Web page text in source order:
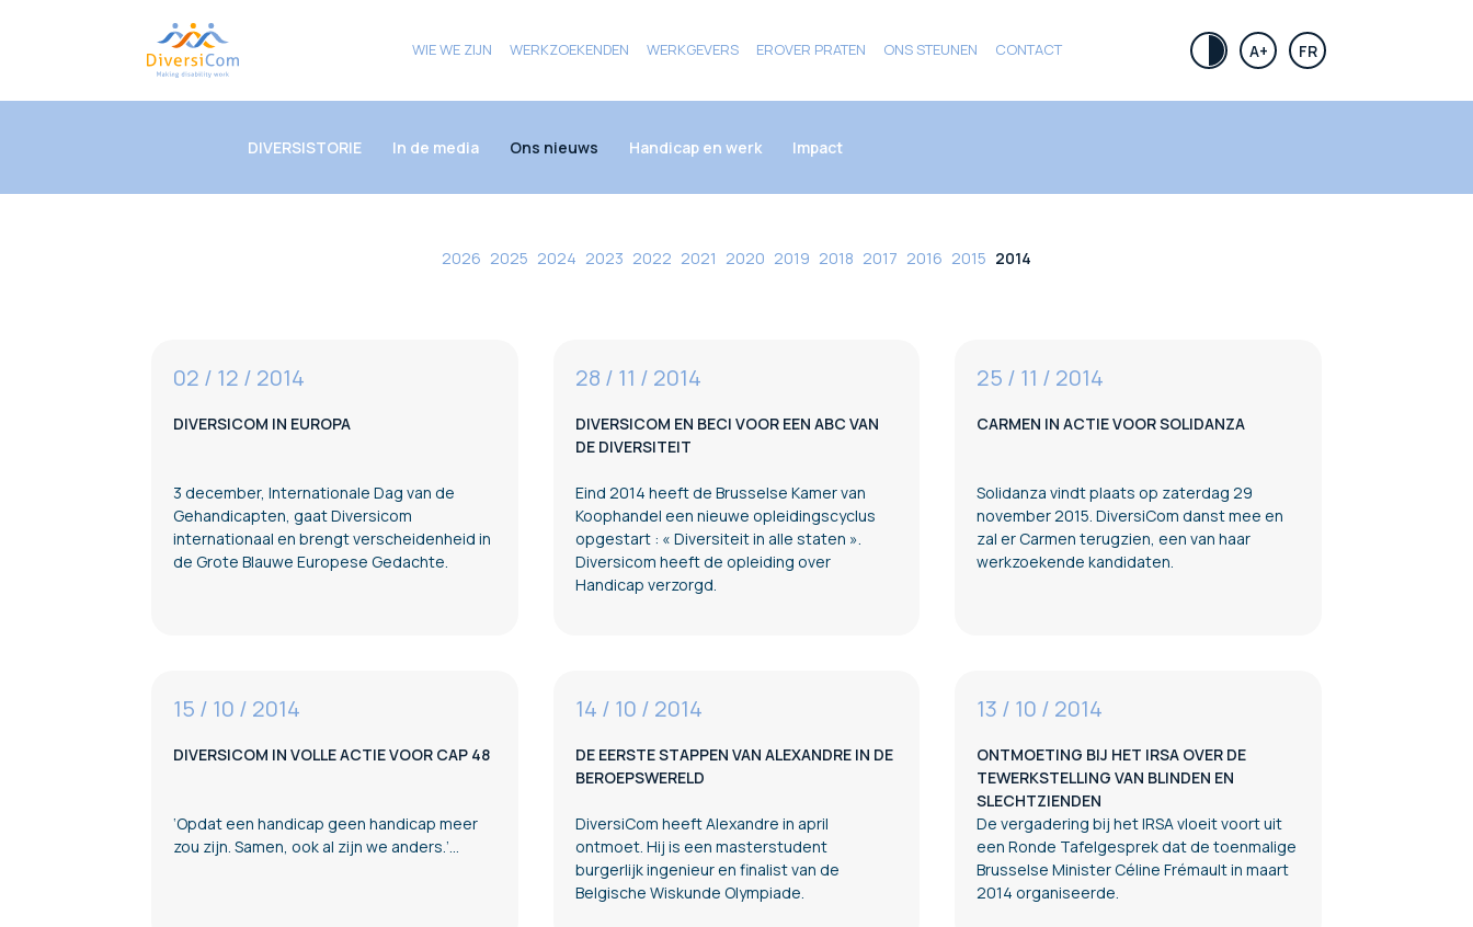
WIE WE ZIJN WERKZOEKENDEN WERKGEVERS EROVER PRATEN ONS STEUNEN CONTACT A+ FR
DIVERSISTORIE In de media Ons nieuws Handicap en werk Impact
2026 2025 2024 2023 2022 2021 2020 2019 2018 2017 2016 2015 2014
02 / 12 / 2014
DIVERSICOM IN EUROPA
3 december, Internationale Dag van de
Gehandicapten, gaat Diversicom
internationaal en brengt verscheidenheid in
de Grote Blauwe Europese Gedachte.
28 / 11 / 2014
DIVERSICOM EN BECI VOOR EEN ABC VAN
DE DIVERSITEIT
Eind 2014 heeft de Brusselse Kamer van
Koophandel een nieuwe opleidingscyclus
opgestart : « Diversiteit in alle staten ».
Diversicom heeft de opleiding over
Handicap verzorgd.
25 / 11 / 2014
CARMEN IN ACTIE VOOR SOLIDANZA
Solidanza vindt plaats op zaterdag 29
november 2015. DiversiCom danst mee en
zal er Carmen terugzien, een van haar
werkzoekende kandidaten.
15 / 10 / 2014
DIVERSICOM IN VOLLE ACTIE VOOR CAP 48
‘Opdat een handicap geen handicap meer
zou zijn. Samen, ook al zijn we anders.’…
14 / 10 / 2014
DE EERSTE STAPPEN VAN ALEXANDRE IN DE
BEROEPSWERELD
DiversiCom heeft Alexandre in april
ontmoet. Hij is een masterstudent
burgerlijk ingenieur en finalist van de
Belgische Wiskunde Olympiade.
13 / 10 / 2014
ONTMOETING BIJ HET IRSA OVER DE
TEWERKSTELLING VAN BLINDEN EN
SLECHTZIENDEN
De vergadering bij het IRSA vloeit voort uit
een Ronde Tafelgesprek dat de toenmalige
Brusselse Minister Céline Frémault in maart
2014 organiseerde.